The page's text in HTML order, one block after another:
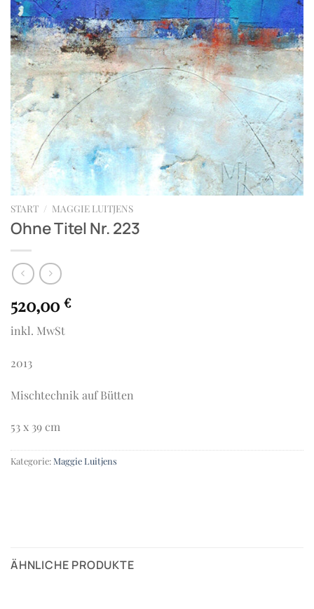
START / MAGGIE LUITJENS
Ohne Titel Nr. 223
520,00 €
inkl. MwSt
2013
Mischtechnik auf Bütten
53 x 39 cm
Kategorie: Maggie Luitjens
ÄHNLICHE PRODUKTE